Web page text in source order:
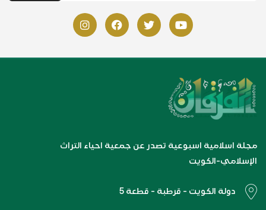
مجلة اسلامية اسبوعية تصدر عن جمعية احياء التراث
الإسلامي-الكويت
دولة الكويت - قرطبة - قطعة 5